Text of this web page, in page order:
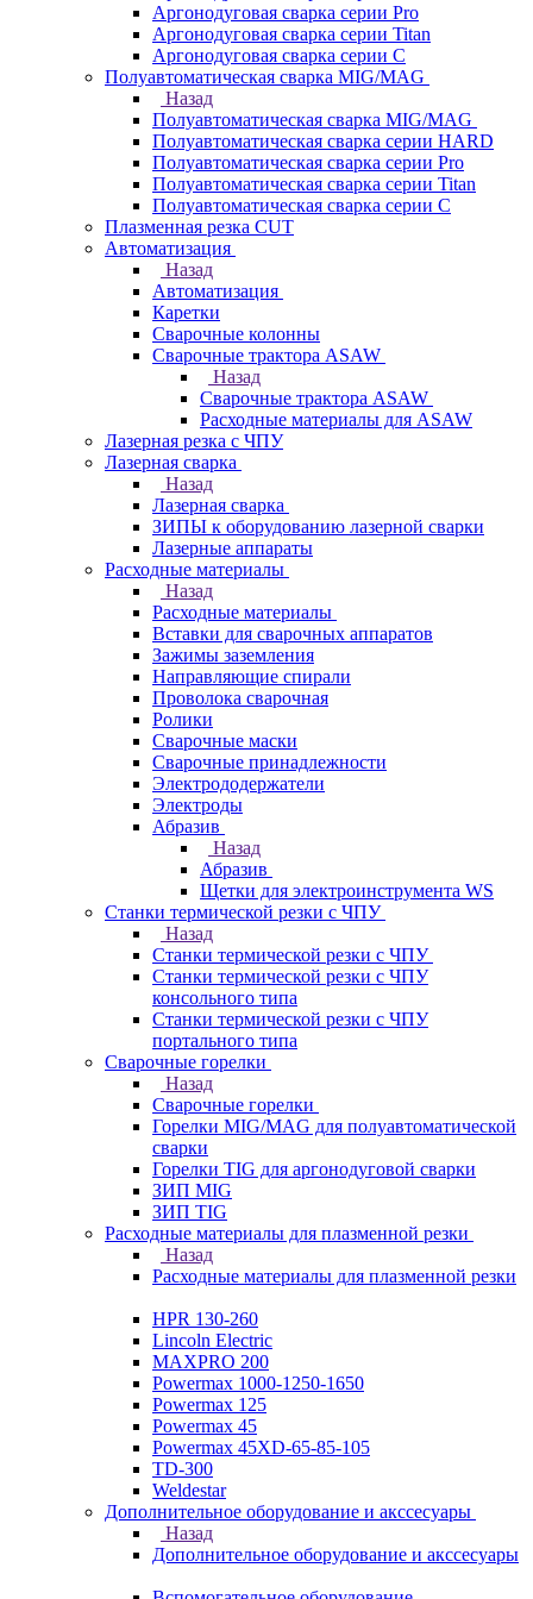
Аргонодуговая сварка серии Pro
Аргонодуговая сварка серии Titan
Аргонодуговая сварка серии С
Полуавтоматическая сварка MIG/MAG
Назад
Полуавтоматическая сварка MIG/MAG
Полуавтоматическая сварка серии HARD
Полуавтоматическая сварка серии Pro
Полуавтоматическая сварка серии Titan
Полуавтоматическая сварка серии С
Плазменная резка CUT
Автоматизация
Назад
Автоматизация
Каретки
Сварочные колонны
Сварочные трактора ASAW
Назад
Сварочные трактора ASAW
Расходные материалы для ASAW
Лазерная резка с ЧПУ
Лазерная сварка
Назад
Лазерная сварка
ЗИПЫ к оборудованию лазерной сварки
Лазерные аппараты
Расходные материалы
Назад
Расходные материалы
Вставки для сварочных аппаратов
Зажимы заземления
Направляющие спирали
Проволока сварочная
Ролики
Сварочные маски
Сварочные принадлежности
Электрододержатели
Электроды
Абразив
Назад
Абразив
Щетки для электроинструмента WS
Станки термической резки с ЧПУ
Назад
Станки термической резки с ЧПУ
Станки термической резки с ЧПУ
консольного типа
Станки термической резки с ЧПУ
портального типа
Сварочные горелки
Назад
Сварочные горелки
Горелки MIG/MAG для полуавтоматической
сварки
Горелки TIG для аргонодуговой сварки
ЗИП MIG
ЗИП TIG
Расходные материалы для плазменной резки
Назад
Расходные материалы для плазменной резки
HPR 130-260
Lincoln Electric
MAXPRO 200
Powermax 1000-1250-1650
Powermax 125
Powermax 45
Powermax 45XD-65-85-105
TD-300
Weldestar
Дополнительное оборудование и акссесуары
Назад
Дополнительное оборудование и акссесуары